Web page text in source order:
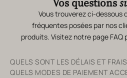
Vous trouverez ci-dessous
fréquentes posées par nos
produits. Visitez notre page FAQ
QUELS SONT LES DÉLAIS ET
QUELS MODES DE PAIEMENT